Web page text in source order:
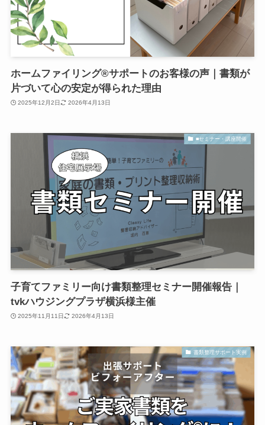
ホームファイリング®サポートのお客様の声｜書類が
片づいて心の安定が得られた理由
2025年12月2日 2026年4月13日
■セミナー・講座開催
子育てファミリー向け書類整理セミナー開催報告｜
tvkハウジングプラザ横浜様主催
2025年11月11日 2026年4月13日
書類整理サポート実例